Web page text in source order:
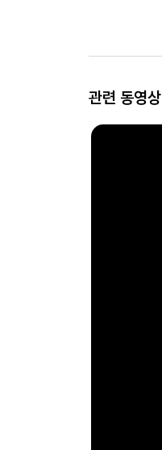
관련 동영상